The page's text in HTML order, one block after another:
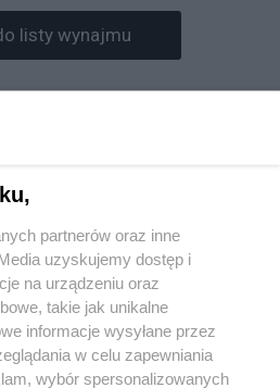
listy wynajmu
- 16000 Hz
bez obciążenia (1 kHz) 2.7
1000 omów
g
partnerów oraz inne
uzyskujemy dostęp i
na urządzeniu oraz
takie jak unikalne
informacje wysyłane przez
w celu zapewniania
wybór spersonalizowanych